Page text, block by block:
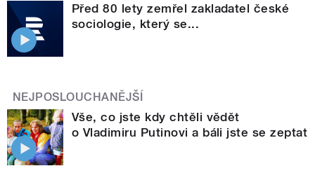
Před 80 lety zemřel zakladatel české
sociologie, který se...
NEJPOSLOUCHANĚJŠÍ
Vše, co jste kdy chtěli vědět
o Vladimiru Putinovi a báli jste se zeptat